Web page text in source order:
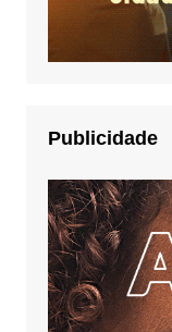
Publicidade